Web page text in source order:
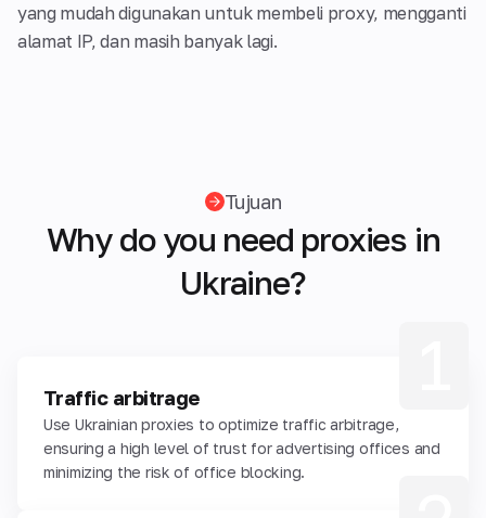
yang mudah digunakan untuk membeli proxy, mengganti
alamat IP, dan masih banyak lagi.
Tujuan
Why do you need proxies in
Ukraine?
Traffic arbitrage
Use Ukrainian proxies to optimize traffic arbitrage,
ensuring a high level of trust for advertising offices and
minimizing the risk of office blocking.